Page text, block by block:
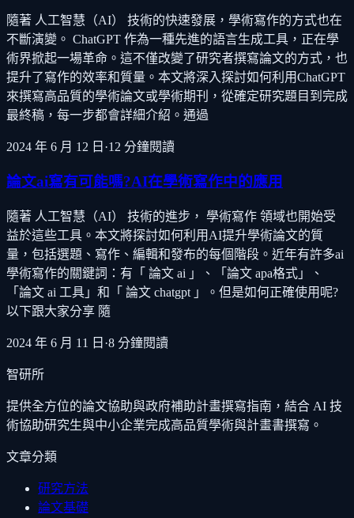
隨著 人工智慧（AI） 技術的快速發展，學術寫作的方式也在
不斷演變。 ChatGPT 作為一種先進的語言生成工具，正在學
術界掀起一場革命。這不僅改變了研究者撰寫論文的方式，也
提升了寫作的效率和質量。本文將深入探討如何利用ChatGPT
來撰寫高品質的學術論文或學術期刊，從確定研究題目到完成
最終稿，每一步都會詳細介紹。通過
2024 年 6 月 12 日 ·12 分鐘閱讀
論文ai寫有可能嗎?AI在學術寫作中的應用
隨著 人工智慧（AI） 技術的進步， 學術寫作 領域也開始受
益於這些工具。本文將探討如何利用AI提升學術論文的質
量，包括選題、寫作、編輯和發布的每個階段。近年有許多ai
學術寫作的關鍵詞：有「 論文 ai 」、「論文 apa格式」、
「論文 ai 工具」和「 論文 chatgpt 」。但是如何正確使用呢?
以下跟大家分享 隨
2024 年 6 月 11 日 ·8 分鐘閱讀
智研所
提供全方位的論文協助與政府補助計畫撰寫指南，結合 AI 技
術協助研究生與中小企業完成高品質學術與計畫書撰寫。
文章分類
研究方法
論文基礎